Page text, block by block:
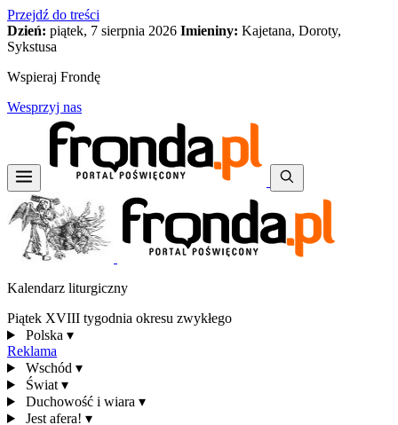
Przejdź do treści
Dzień: piątek, 7 sierpnia 2026 Imieniny: Kajetana, Doroty,
Sykstusa
Wspieraj Frondę
Wesprzyj nas
Kalendarz liturgiczny
Piątek XVIII tygodnia okresu zwykłego
Polska ▾
Reklama
Wschód ▾
Świat ▾
Duchowość i wiara ▾
Jest afera! ▾